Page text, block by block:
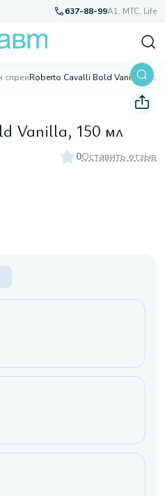
637-88-99A1, МТС, Life
спреи Roberto Cavalli Bold Vanilla, 150 мл
Vanilla, 150 мл
0Оставить отзыв